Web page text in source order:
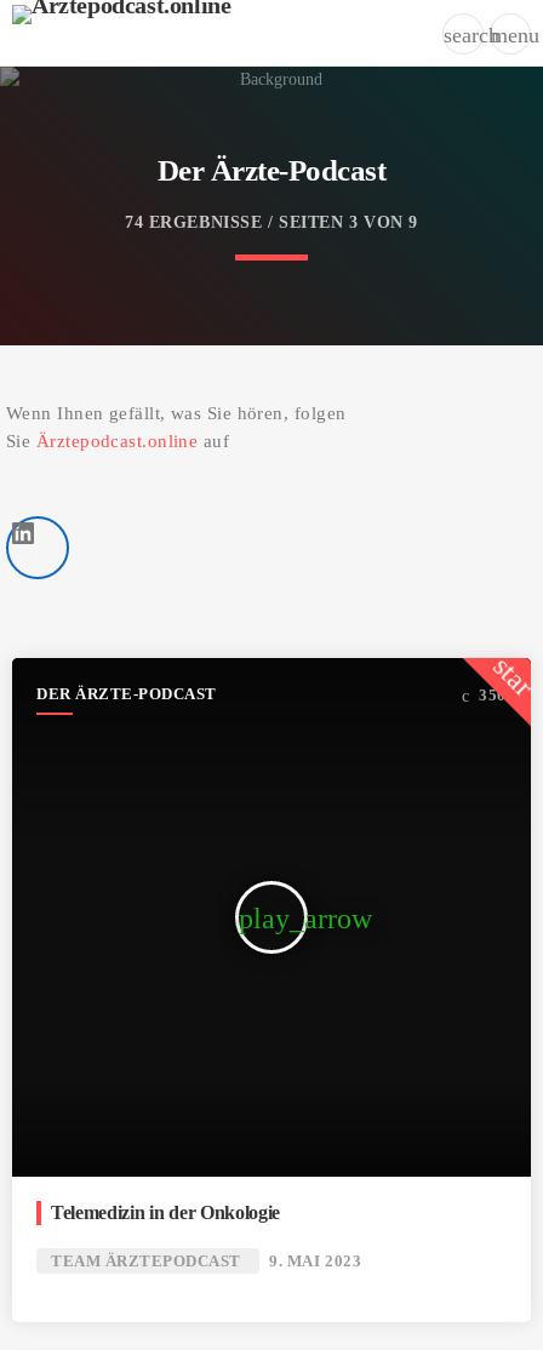
searchmenu
Der Ärzte-Podcast
74 ERGEBNISSE / SEITEN 3 VON 9
Wenn Ihnen gefällt, was Sie hören, folgen
Sie Ärztepodcast.online auf
LinkedIn
DER ÄRZTE-PODCAST
play_arrow
350
star
Telemedizin in der Onkologie
TEAM ÄRZTEPODCAST 9. MAI 2023